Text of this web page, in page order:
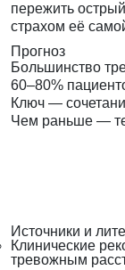
пережить
страхом её
Прогноз
Большинство
60–80%
Ключ —
Чем раньше —
Источники и
Клинические
тревожным